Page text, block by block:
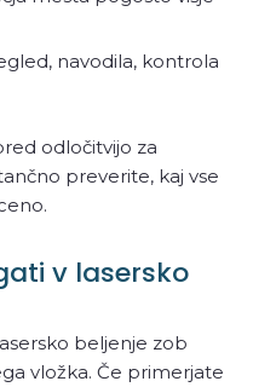
navodila, kontrola
odločitvijo za
preverite, kaj vse
v lasersko
beljenje zob
vložka. Če primerjate